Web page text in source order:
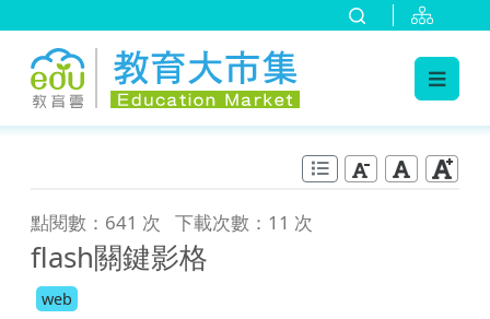
點閱數：641 次 下載次數：11 次
flash關鍵影格
web